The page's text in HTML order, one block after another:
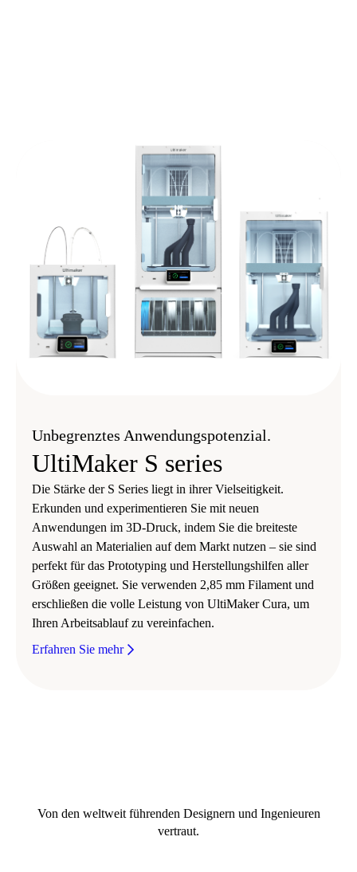
Unbegrenztes Anwendungspotenzial.
UltiMaker S series
Die Stärke der S Series liegt in ihrer Vielseitigkeit.
Erkunden und experimentieren Sie mit neuen
Anwendungen im 3D-Druck, indem Sie die breiteste
Auswahl an Materialien auf dem Markt nutzen – sie sind
perfekt für das Prototyping und Herstellungshilfen aller
Größen geeignet. Sie verwenden 2,85 mm Filament und
erschließen die volle Leistung von UltiMaker Cura, um
Ihren Arbeitsablauf zu vereinfachen.
Erfahren Sie mehr
Von den weltweit führenden Designern und Ingenieuren
vertraut.